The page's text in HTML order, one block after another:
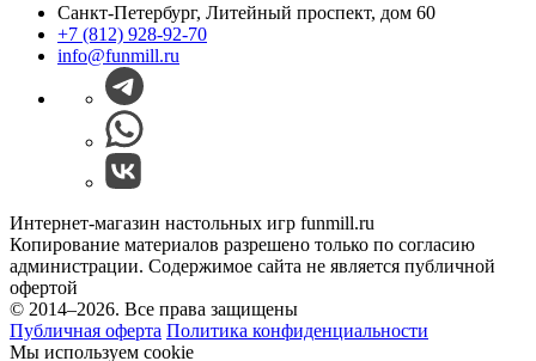
Санкт-Петербург, Литейный проспект, дом 60
+7 (812) 928-92-70
info@funmill.ru
Интернет-магазин настольных игр funmill.ru
Копирование материалов разрешено только по согласию
администрации. Содержимое сайта не является публичной
офертой
© 2014–2026. Все права защищены
Публичная оферта Политика конфиденциальности
Мы используем cookie